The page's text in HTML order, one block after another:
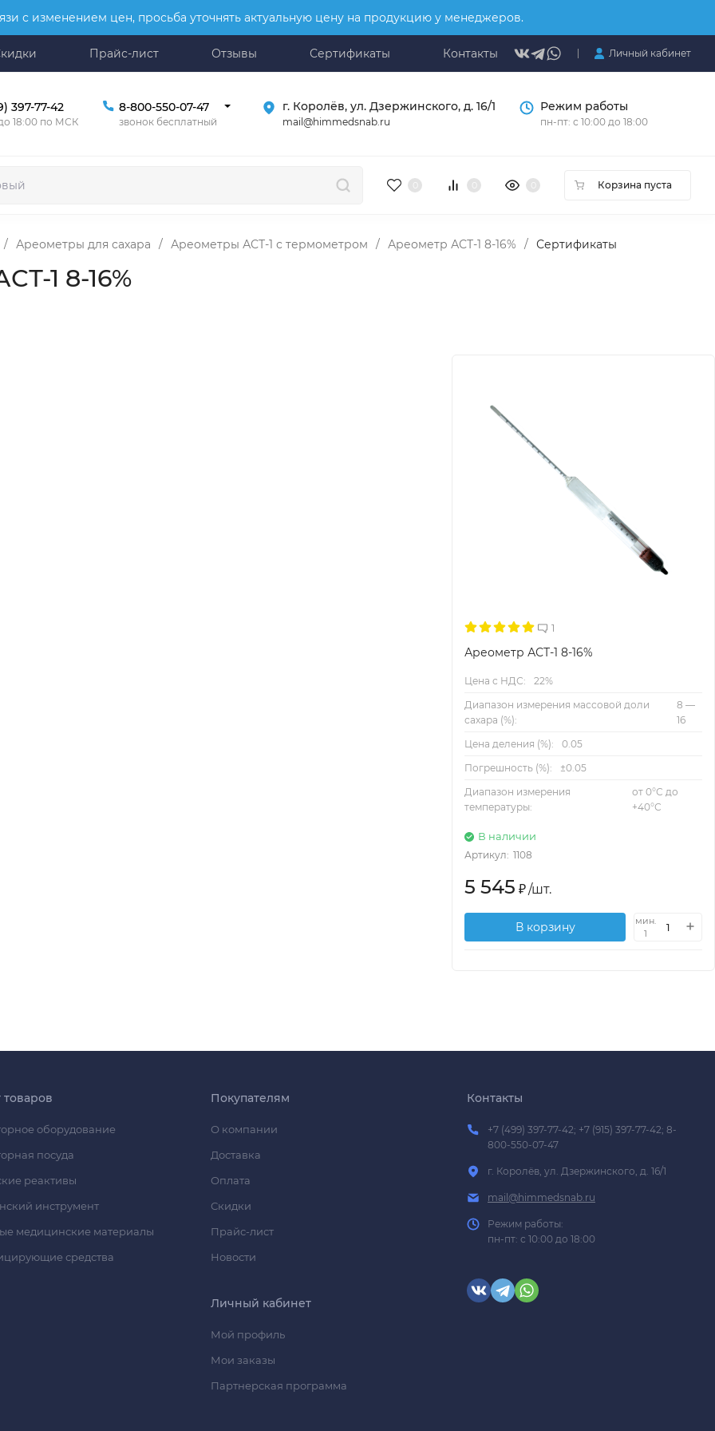
с изменением цен, просьба уточнять актуальную цену на продукцию у менеджеров.
Прайс-лист Отзывы Сертификаты Контакты Личный кабинет
397-77-42
18:00 по МСК
8-800-550-07-47
звонок бесплатный
г. Королёв, ул. Дзержинского, д. 16/1
mail@himmedsnab.ru
Режим работы
пн-пт: с 10:00 до 18:00
Корзина пуста
/ Ареометры для сахара / Ареометры АСТ-1 с термометром / Ареометр АСТ-1 8-16% / Сертификаты
1 8-16%
1
Ареометр АСТ-1 8-16%
Цена с НДС:
22%
Диапазон измерения массовой доли
сахара (%):
8 —
16
Цена деления (%):
0.05
Погрешность (%):
±0.05
Диапазон измерения
температуры:
от 0°С до
+40°С
В наличии
Артикул: 1108
5 545 ₽/шт.
В корзину
мин.
1
товаров
оборудование
посуда
реактивы
инструмент
медицинские материалы
средства
Покупателям
О компании
Доставка
Оплата
Скидки
Прайс-лист
Новости
Личный кабинет
Мой профиль
Мои заказы
Партнерская программа
Контакты
+7 (499) 397-77-42; +7 (915) 397-77-42; 8-
800-550-07-47
г. Королёв, ул. Дзержинского, д. 16/1
mail@himmedsnab.ru
Режим работы:
пн-пт: с 10:00 до 18:00